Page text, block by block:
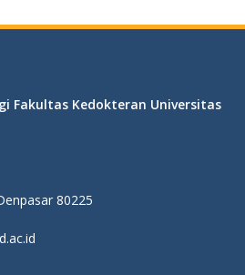
Fakultas Kedokteran Universitas
80225